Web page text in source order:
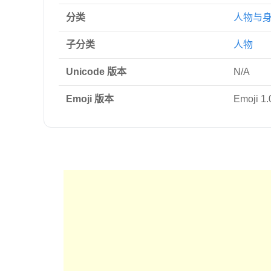
分类 人物与
子分类 人物
Unicode 版本 N/A
Emoji 版本 Emoji